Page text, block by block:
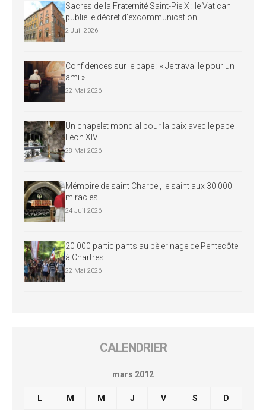
Sacres de la Fraternité Saint-Pie X : le Vatican
publie le décret d’excommunication
2 Juil 2026
Confidences sur le pape : « Je travaille pour un
ami »
22 Mai 2026
Un chapelet mondial pour la paix avec le pape
Léon XIV
28 Mai 2026
Mémoire de saint Charbel, le saint aux 30 000
miracles
24 Juil 2026
20 000 participants au pèlerinage de Pentecôte
à Chartres
22 Mai 2026
CALENDRIER
mars 2012
L M M J V S D